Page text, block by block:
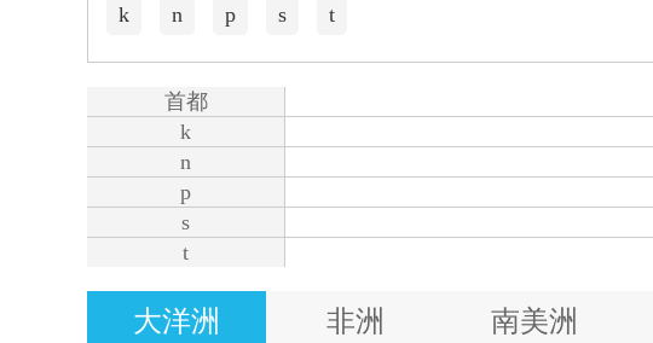
k n p s t
首都
k
n
p
s
t
大洋洲 非洲 南美洲